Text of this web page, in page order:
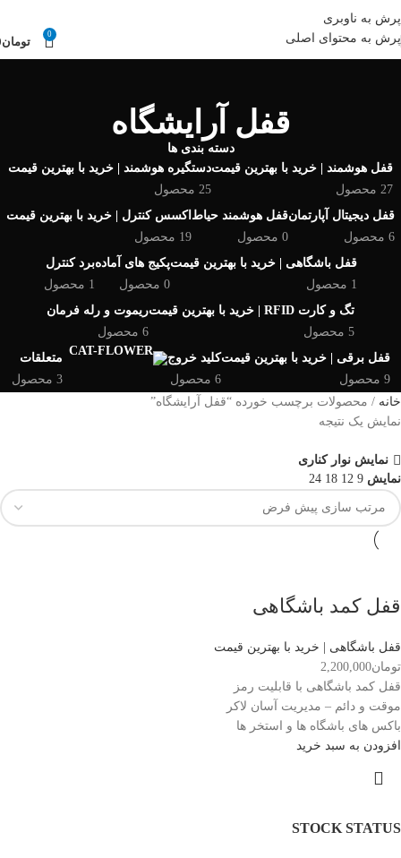
پرش به ناوبری
پرش به محتوای اصلی
0
تومان
قفل آرایشگاه
دسته بندی ها
قفل هوشمند | خرید با بهترین قیمت
27 محصول
دستگیره هوشمند | خرید با بهترین قیمت
25 محصول
قفل دیجیتال آپارتمان
6 محصول
قفل هوشمند حیاط
0 محصول
اکسس کنترل | خرید با بهترین قیمت
19 محصول
قفل باشگاهی | خرید با بهترین قیمت
1 محصول
پکیج های آماده
0 محصول
برد کنترل
1 محصول
تگ و کارت RFID | خرید با بهترین قیمت
5 محصول
ریموت و رله فرمان
6 محصول
قفل برقی | خرید با بهترین قیمت
9 محصول
کلید خروج
6 محصول
متعلقات
3 محصول
STOCK STATUS
خانه
محصولات برچسب خورده “قفل آرایشگاه”
نمایش یک نتیجه
نمایش نوار کناری
نمایش 9
12
18
24
قفل کمد باشگاهی
قفل باشگاهی | خرید با بهترین قیمت
تومان2,200,000
قفل کمد باشگاهی با قابلیت رمز
موقت و دائم – مدیریت آسان لاکر
باکس های باشگاه ها و استخر ها
افزودن به سبد خرید